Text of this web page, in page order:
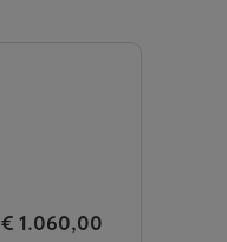
€ 1.060,00